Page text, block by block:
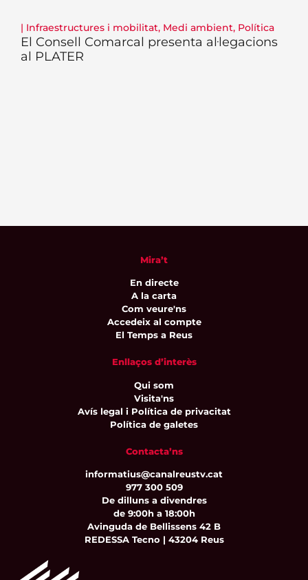
| Infraestructures i mobilitat, Medi ambient, Política
El Consell Comarcal presenta al·legacions
al PLATER
Mira’t
En directe
A la carta
Com veure'ns
Accedeix al compte
El Temps a Reus
Enllaços d’interès
Qui som
Visita'ns
Avís legal i Política de privacitat
Política de galetes
Contacta’ns
informatius@canalreustv.cat
977 300 509
De dilluns a divendres
de 9:00h a 18:00h
Avinguda de Bellissens 42 B
REDESSA Tecno | 43204 Reus